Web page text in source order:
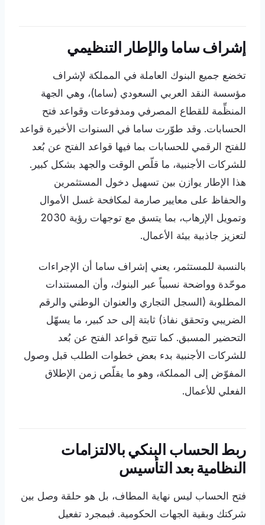
إشراف ساما والإطار التنظيمي
تخضع جميع البنوك العاملة في المملكة لإشراف
مؤسسة النقد العربي السعودي (ساما)، وهي الجهة
المنظِّمة للقطاع المصرفي ومدفوعات وقواعد فتح
الحسابات. وقد طوّرت ساما في السنوات الأخيرة قواعد
للفتح الرقمي للحسابات بما فيها قواعد الفتح عن بُعد
للشركات الأجنبية، ما قلّص الوقت والجهد بشكل كبير.
هذا الإطار يوازن بين تسهيل دخول المستثمرين
والحفاظ على معايير صارمة لمكافحة غسل الأموال
وتمويل الإرهاب، بما يتسق مع توجهات رؤية 2030
لتعزيز جاذبية بيئة الأعمال.
بالنسبة للمستثمر، يعني إشراف ساما أن الإجراءات
موحّدة وواضحة نسبياً عبر البنوك، وأن المستندات
المطلوبة (السجل التجاري والعنوان الوطني والرقم
الضريبي وتحقق نفاذ) ثابتة إلى حد كبير، ما يسهّل
التحضير المسبق. كما تتيح قواعد الفتح عن بُعد
للشركات الأجنبية بدء بعض خطوات الطلب قبل وصول
المفوّض إلى المملكة، وهو ما يقلّص زمن الإطلاق
الفعلي للأعمال.
ربط الحساب البنكي بالالتزامات
النظامية بعد التأسيس
فتح الحساب ليس نهاية المطاف، بل هو حلقة وصل بين
شركتك وبقية الجهات الحكومية. فبمجرد تفعيل